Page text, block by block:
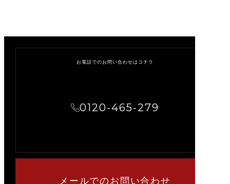
お電話でのお問い合わせはコチラ
0120-465-279
メールでのお問い合わせ